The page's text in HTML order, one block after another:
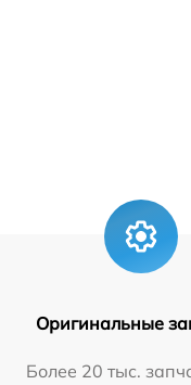
Оригинальные
Более 20 тыс.